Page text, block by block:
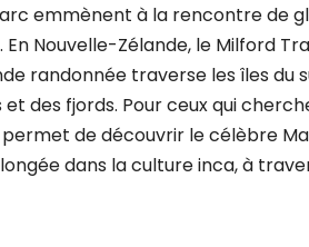
emmènent à la rencontre de
Nouvelle-Zélande, le Milford
randonnée traverse les îles du
des fjords. Pour ceux qui
permet de découvrir le célèbre
dans la culture inca, à